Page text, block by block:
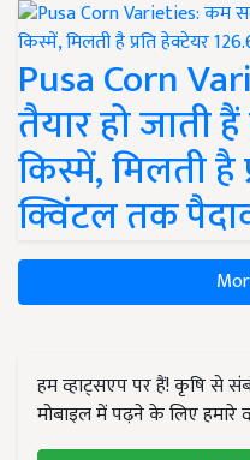
Pusa Corn
तैयार हो जाती
किस्में, मिलती है
क्विंटल तक
हम व्हाट्सएप पर हैं! कृषि से
मोबाइल में पढ़ने के लिए हमारे